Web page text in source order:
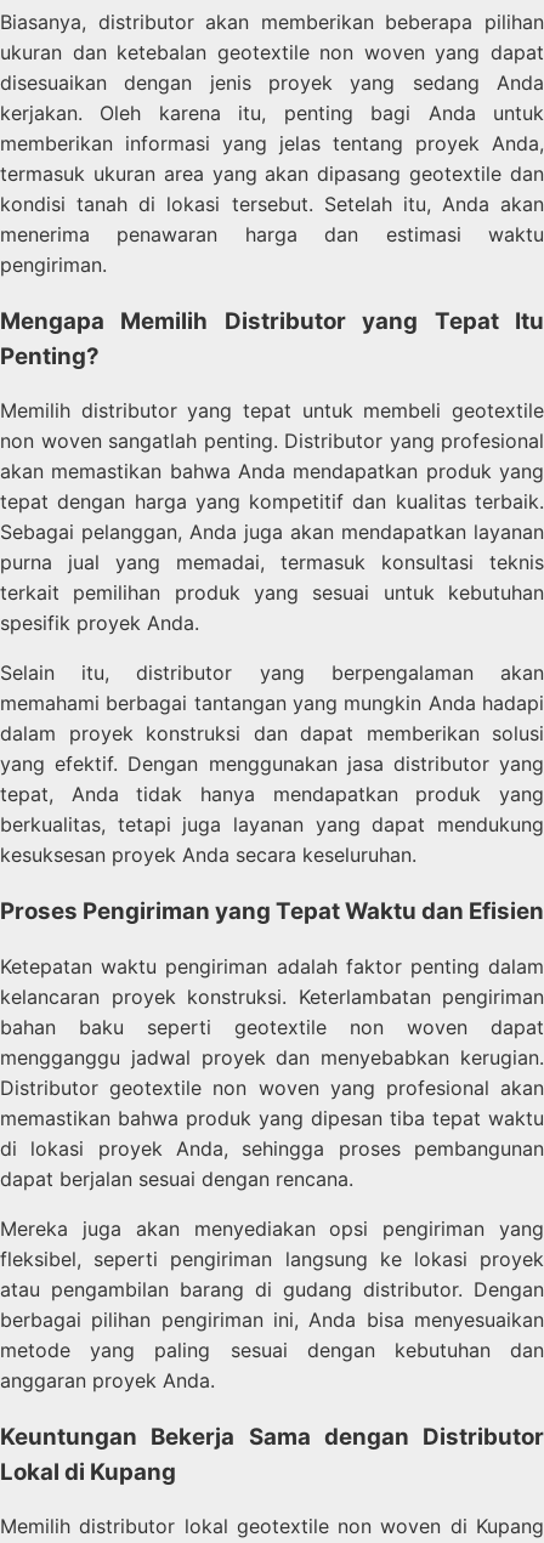
Biasanya, distributor akan memberikan beberapa pilihan
ukuran dan ketebalan geotextile non woven yang dapat
disesuaikan dengan jenis proyek yang sedang Anda
kerjakan. Oleh karena itu, penting bagi Anda untuk
memberikan informasi yang jelas tentang proyek Anda,
termasuk ukuran area yang akan dipasang geotextile dan
kondisi tanah di lokasi tersebut. Setelah itu, Anda akan
menerima penawaran harga dan estimasi waktu
pengiriman.
Mengapa Memilih Distributor yang Tepat Itu
Penting?
Memilih distributor yang tepat untuk membeli geotextile
non woven sangatlah penting. Distributor yang profesional
akan memastikan bahwa Anda mendapatkan produk yang
tepat dengan harga yang kompetitif dan kualitas terbaik.
Sebagai pelanggan, Anda juga akan mendapatkan layanan
purna jual yang memadai, termasuk konsultasi teknis
terkait pemilihan produk yang sesuai untuk kebutuhan
spesifik proyek Anda.
Selain itu, distributor yang berpengalaman akan
memahami berbagai tantangan yang mungkin Anda hadapi
dalam proyek konstruksi dan dapat memberikan solusi
yang efektif. Dengan menggunakan jasa distributor yang
tepat, Anda tidak hanya mendapatkan produk yang
berkualitas, tetapi juga layanan yang dapat mendukung
kesuksesan proyek Anda secara keseluruhan.
Proses Pengiriman yang Tepat Waktu dan Efisien
Ketepatan waktu pengiriman adalah faktor penting dalam
kelancaran proyek konstruksi. Keterlambatan pengiriman
bahan baku seperti geotextile non woven dapat
mengganggu jadwal proyek dan menyebabkan kerugian.
Distributor geotextile non woven yang profesional akan
memastikan bahwa produk yang dipesan tiba tepat waktu
di lokasi proyek Anda, sehingga proses pembangunan
dapat berjalan sesuai dengan rencana.
Mereka juga akan menyediakan opsi pengiriman yang
fleksibel, seperti pengiriman langsung ke lokasi proyek
atau pengambilan barang di gudang distributor. Dengan
berbagai pilihan pengiriman ini, Anda bisa menyesuaikan
metode yang paling sesuai dengan kebutuhan dan
anggaran proyek Anda.
Keuntungan Bekerja Sama dengan Distributor
Lokal di Kupang
Memilih distributor lokal geotextile non woven di Kupang